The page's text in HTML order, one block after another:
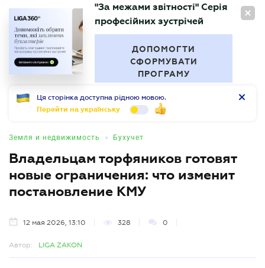
RU
БУХГАЛТЕР
"За межами звітності" Серія
професійних зустрічей
ДОПОМОГТИ
СФОРМУВАТИ
ПРОГРАМУ
Ця сторінка доступна рідною мовою.
Перейти на українську
Земля и недвижимость • Бухучет
Владельцам торфяников готовят
новые ограничения: что изменит
постановление КМУ
12 мая 2026, 13:10 328 0
Автор: LIGA ZAKON